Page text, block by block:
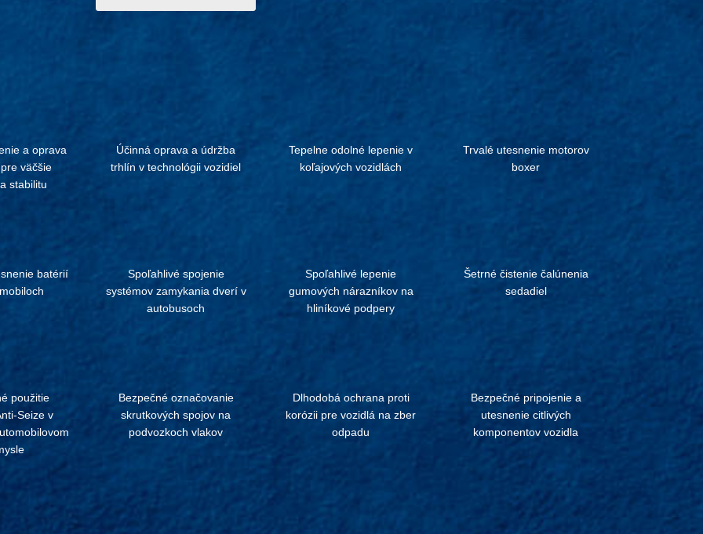
a oprava
väčšie
stabilitu
Účinná oprava a údržba
trhlín v technológii vozidiel
Tepelne odolné lepenie v
koľajových vozidlách
Trvalé utesnenie motorov
boxer
batérií
Spoľahlivé spojenie
systémov zamykania dverí v
autobusoch
Spoľahlivé lepenie
gumových nárazníkov na
hliníkové podpery
Šetrné čistenie čalúnenia
sedadiel
použitie
Seize v
Bezpečné označovanie
skrutkových spojov na
podvozkoch vlakov
Dlhodobá ochrana proti
korózii pre vozidlá na zber
odpadu
Bezpečné pripojenie a
utesnenie citlivých
komponentov vozidla